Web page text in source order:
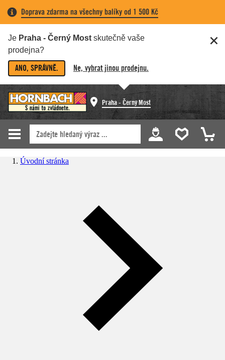
Doprava zdarma na všechny balíky od 1 500 Kč
Je Praha - Černý Most skutečně vaše
prodejna?
ANO, SPRÁVNĚ. Ne, vybrat jinou prodejnu.
Praha - Černý Most
Úvodní stránka